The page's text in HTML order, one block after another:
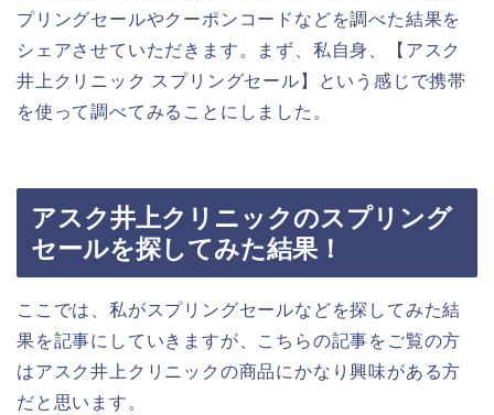
プリングセールやクーポンコードなどを調べた結果を
シェアさせていただきます。まず、私自身、【アスク
井上クリニック スプリングセール】という感じで携帯
を使って調べてみることにしました。
アスク井上クリニックのスプリング
セールを探してみた結果！
ここでは、私がスプリングセールなどを探してみた結
果を記事にしていきますが、こちらの記事をご覧の方
はアスク井上クリニックの商品にかなり興味がある方
だと思います。